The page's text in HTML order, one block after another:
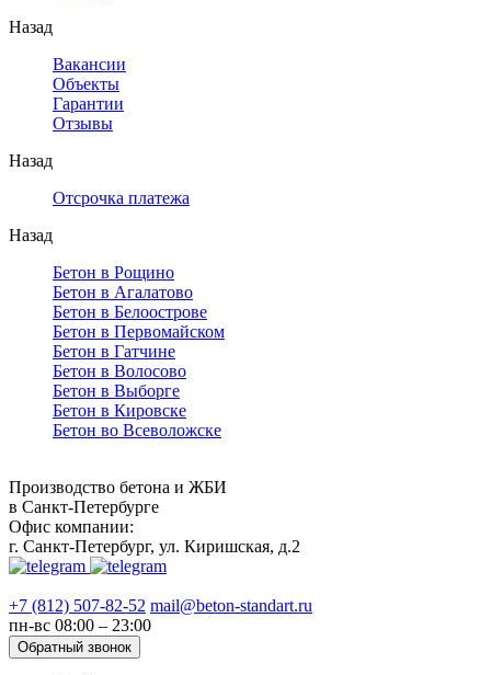
Назад
Вакансии
Объекты
Гарантии
Отзывы
Назад
Отсрочка платежа
Назад
Бетон в Рощино
Бетон в Агалатово
Бетон в Белоострове
Бетон в Первомайском
Бетон в Гатчине
Бетон в Волосово
Бетон в Выборге
Бетон в Кировске
Бетон во Всеволожске
Производство бетона и ЖБИ
в Санкт-Петербурге
Офис компании:
г. Санкт-Петербург, ул. Киришская, д.2
+7 (812) 507-82-52 mail@beton-standart.ru
пн-вс 08:00 – 23:00
Обратный звонок